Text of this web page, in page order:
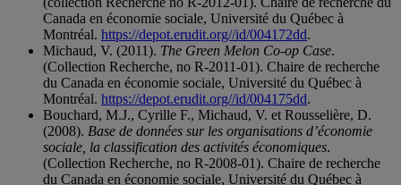
Canada en économie sociale, Université du Québec à
Montréal. https://depot.erudit.org//id/004172dd.
Michaud, V. (2011). The Green Melon Co-op Case.
(Collection Recherche, no R-2011-01). Chaire de recherche
du Canada en économie sociale, Université du Québec à
Montréal. https://depot.erudit.org//id/004175dd.
Bouchard, M.J., Cyrille F., Michaud, V. et Rousselière, D.
(2008). Base de données sur les organisations d’économie
sociale, la classification des activités économiques.
(Collection Recherche, no R-2008-01). Chaire de recherche
du Canada en économie sociale, Université du Québec à